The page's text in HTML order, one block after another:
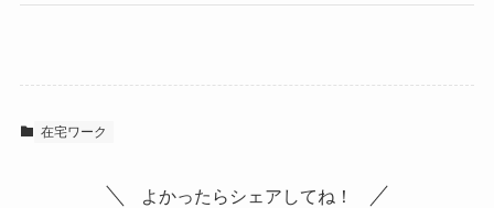
在宅ワーク
よかったらシェアしてね！